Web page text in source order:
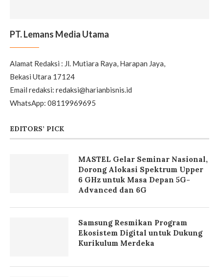
PT. Lemans Media Utama
Alamat Redaksi : Jl. Mutiara Raya, Harapan Jaya,
Bekasi Utara 17124
Email redaksi: redaksi@harianbisnis.id
WhatsApp: 08119969695
EDITORS’ PICK
MASTEL Gelar Seminar Nasional,
Dorong Alokasi Spektrum Upper
6 GHz untuk Masa Depan 5G-
Advanced dan 6G
Samsung Resmikan Program
Ekosistem Digital untuk Dukung
Kurikulum Merdeka